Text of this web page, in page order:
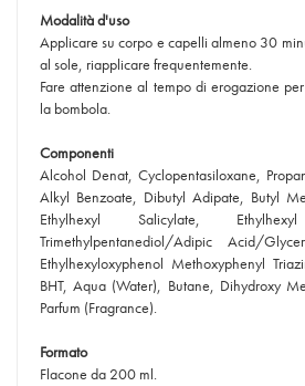
Modalità d'uso
Applicare su corpo e capelli almeno 30
al sole, riapplicare frequentemente.
Fare attenzione al tempo di erogazione
la bombola.
Componenti
Alcohol Denat, Cyclopentasiloxane,
Alkyl Benzoate, Dibutyl Adipate, Butyl
Ethylhexyl Salicylate, Ethylhexyl
Trimethylpentanediol/Adipic Acid/
Ethylhexyloxyphenol Methoxyphenyl
BHT, Aqua (Water), Butane, Dihydroxy
Parfum (Fragrance).
Formato
Flacone da 200 ml.